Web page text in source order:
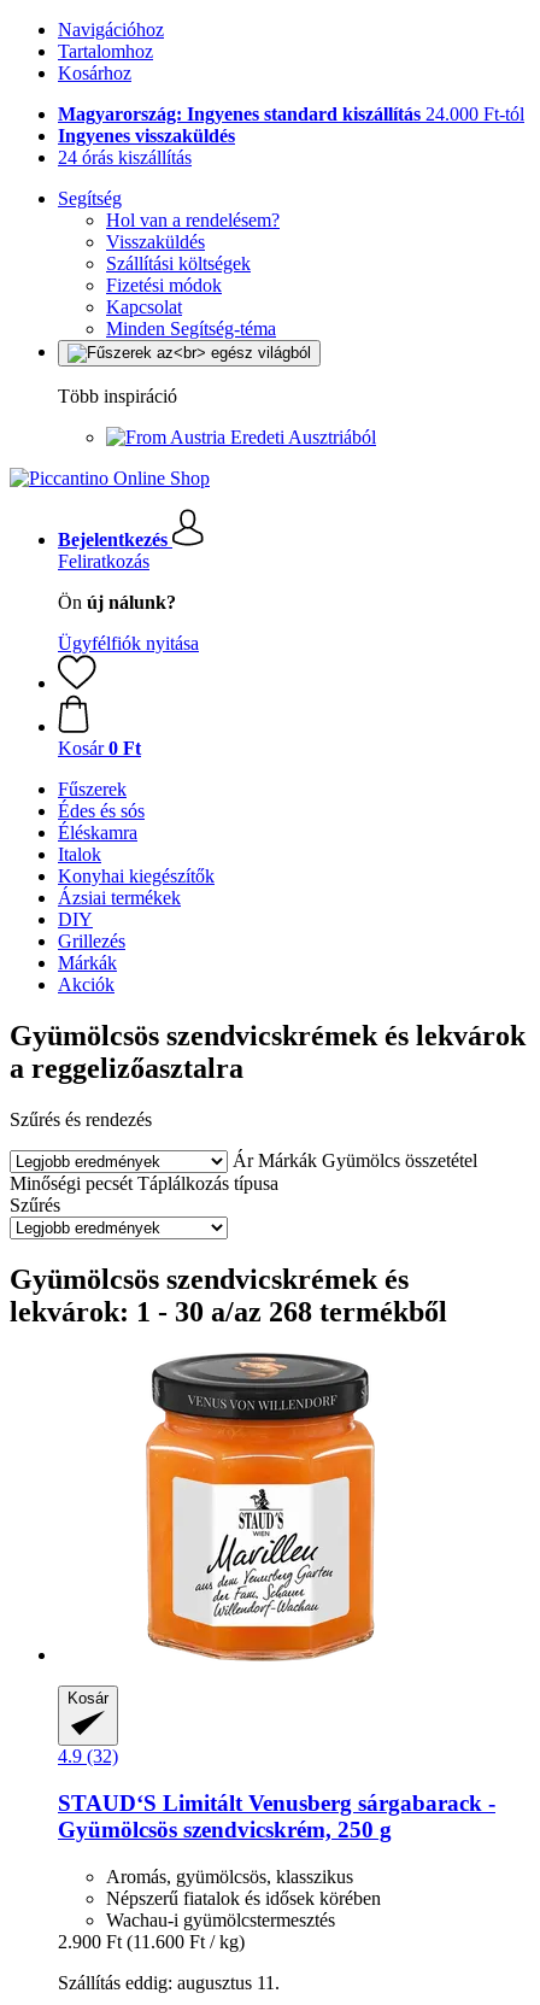
Navigációhoz
Tartalomhoz
Kosárhoz
Magyarország: Ingyenes standard kiszállítás 24.000 Ft-tól
Ingyenes visszaküldés
24 órás kiszállítás
Segítség
Hol van a rendelésem?
Visszaküldés
Szállítási költségek
Fizetési módok
Kapcsolat
Minden Segítség-téma
Több inspiráció
Eredeti Ausztriából
Bejelentkezés
Feliratkozás
Ön új nálunk?
Ügyfélfiók nyitása
Kosár 0 Ft
Fűszerek
Édes és sós
Éléskamra
Italok
Konyhai kiegészítők
Ázsiai termékek
DIY
Grillezés
Márkák
Akciók
Gyümölcsös szendvicskrémek és lekvárok
a reggelizőasztalra
Szűrés és rendezés
Ár Márkák Gyümölcs összetétel
Minőségi pecsét Táplálkozás típusa
Szűrés
Gyümölcsös szendvicskrémek és
lekvárok: 1 - 30 a/az 268 termékből
Kosár
4.9 (32)
STAUD‘S Limitált Venusberg sárgabarack -​
Gyümölcsös szendvicskrém, 250 g
Aromás, gyümölcsös, klasszikus
Népszerű fiatalok és idősek körében
Wachau-i gyümölcstermesztés
2.900 Ft (11.600 Ft / kg)
Szállítás eddig: augusztus 11.